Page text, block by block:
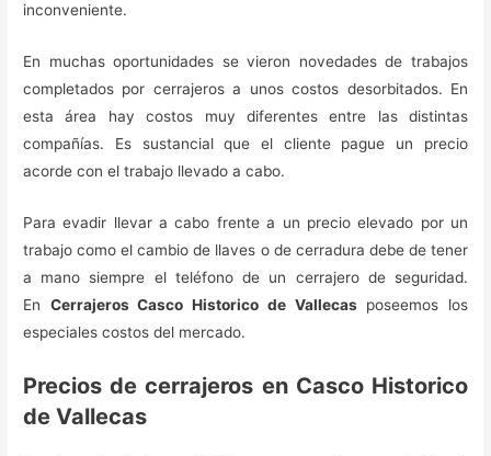
inconveniente.
En muchas oportunidades se vieron novedades de trabajos
completados por cerrajeros a unos costos desorbitados. En
esta área hay costos muy diferentes entre las distintas
compañías. Es sustancial que el cliente pague un precio
acorde con el trabajo llevado a cabo.
Para evadir llevar a cabo frente a un precio elevado por un
trabajo como el cambio de llaves o de cerradura debe de tener
a mano siempre el teléfono de un cerrajero de seguridad.
En Cerrajeros Casco Historico de Vallecasposeemos los
especiales costos del mercado.
Precios de cerrajeros en Casco Historico
de Vallecas